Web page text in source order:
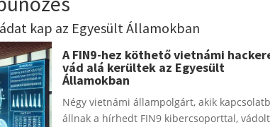
kap az Egyesült Államokban
A FIN9-hez köthető vietnámi
vád alá kerültek az Egyesült
Államokban
Négy vietnámi állampolgárt, akik
állnak a hírhedt FIN9 kibercsoporttal,